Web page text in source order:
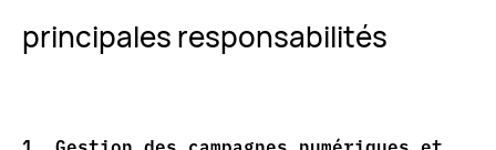
principales responsabilités